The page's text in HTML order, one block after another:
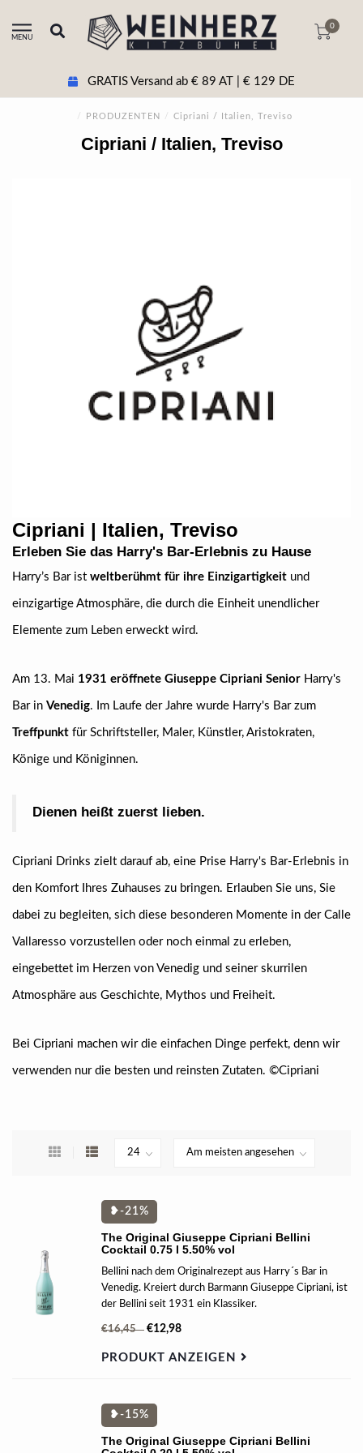
MENU
0
GRATIS Versand ab € 89 AT | € 129 DE
/ PRODUZENTEN / Cipriani / Italien, Treviso
Cipriani / Italien, Treviso
Cipriani | Italien, Treviso
Erleben Sie das Harry's Bar-Erlebnis zu Hause
Harry’s Bar ist weltberühmt für ihre Einzigartigkeit und
einzigartige Atmosphäre, die durch die Einheit unendlicher
Elemente zum Leben erweckt wird.
Am 13. Mai 1931 eröffnete Giuseppe Cipriani Senior Harry's
Bar in Venedig. Im Laufe der Jahre wurde Harry's Bar zum
Treffpunkt für Schriftsteller, Maler, Künstler, Aristokraten,
Könige und Königinnen.
Dienen heißt zuerst lieben.
Cipriani Drinks zielt darauf ab, eine Prise Harry's Bar-Erlebnis in
den Komfort Ihres Zuhauses zu bringen. Erlauben Sie uns, Sie
dabei zu begleiten, sich diese besonderen Momente in der Calle
Vallaresso vorzustellen oder noch einmal zu erleben,
eingebettet im Herzen von Venedig und seiner skurrilen
Atmosphäre aus Geschichte, Mythos und Freiheit.
Bei Cipriani machen wir die einfachen Dinge perfekt, denn wir
verwenden nur die besten und reinsten Zutaten. ©Cipriani
❥-21%
The Original Giuseppe Cipriani Bellini
Cocktail 0.75 l 5.50% vol
Bellini nach dem Originalrezept aus Harry´s Bar in
Venedig. Kreiert durch Barmann Giuseppe Cipriani, ist
der Bellini seit 1931 ein Klassiker.
€16,45 €12,98
PRODUKT ANZEIGEN
❥-15%
The Original Giuseppe Cipriani Bellini